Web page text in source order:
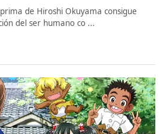
de Hiroshi Okuyama consigue
del ser humano co ...